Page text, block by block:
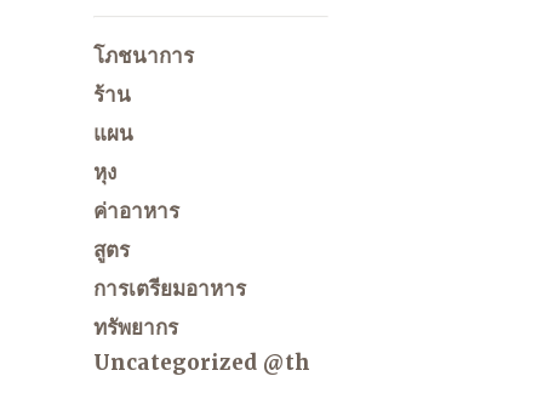
โภชนาการ
ร้าน
แผน
หุง
ค่าอาหาร
สูตร
การเตรียมอาหาร
ทรัพยากร
Uncategorized @th